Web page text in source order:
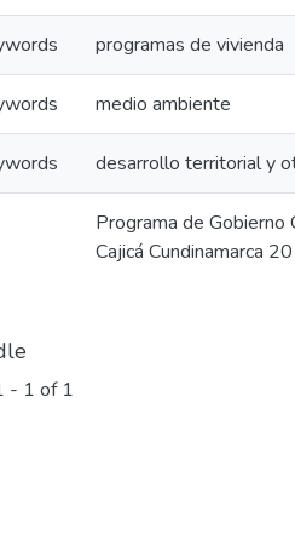
programas de vivienda
medio ambiente
desarrollo territorial y
Programa de Gobierno
Cajicá Cundinamarca
- 1 of 1